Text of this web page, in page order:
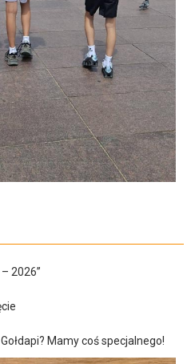
2026”
Mamy coś specjalnego!